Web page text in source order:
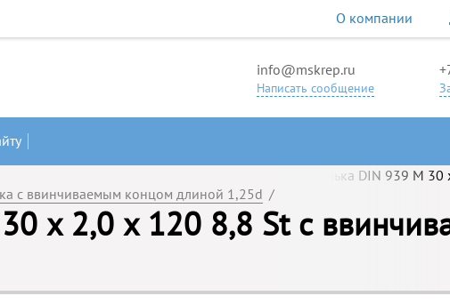
О компании
info@mskrep.ru
Написать сообщение
с ввинчиваемым концом длиной 1,25d /
х 2,0 х 120 8,8 St с